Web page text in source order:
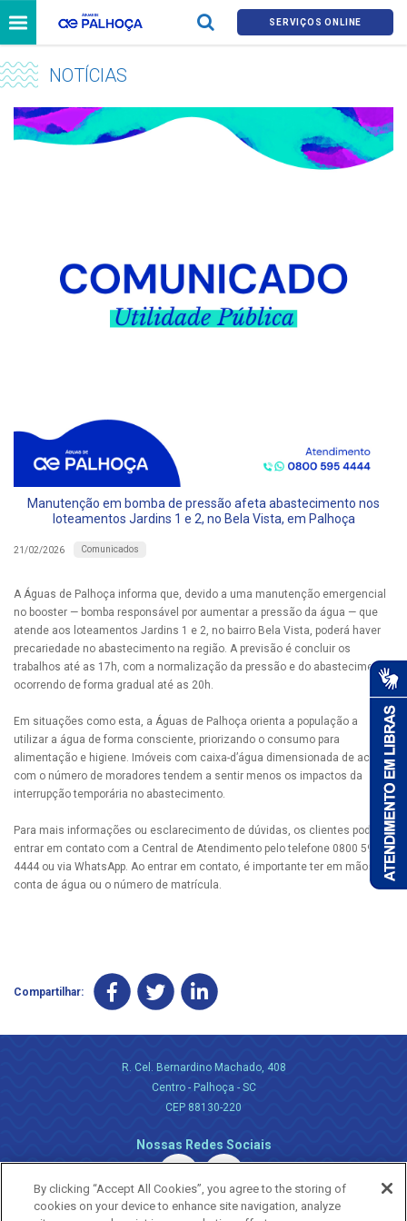
SERVIÇOS ONLINE
NOTÍCIAS
Manutenção em bomba de pressão afeta abastecimento nos
loteamentos Jardins 1 e 2, no Bela Vista, em Palhoça
21/02/2026 Comunicados
A Águas de Palhoça informa que, devido a uma manutenção emergencial
no booster — bomba responsável por aumentar a pressão da água — que
atende aos loteamentos Jardins 1 e 2, no bairro Bela Vista, poderá haver
precariedade no abastecimento na região. A previsão é concluir os
trabalhos até as 17h, com a normalização da pressão e do abastecimento
ocorrendo de forma gradual até as 20h.
Em situações como esta, a Águas de Palhoça orienta a população a
utilizar a água de forma consciente, priorizando o consumo para
alimentação e higiene. Imóveis com caixa-d’água dimensionada de acordo
com o número de moradores tendem a sentir menos os impactos da
interrupção temporária no abastecimento.
Para mais informações ou esclarecimento de dúvidas, os clientes podem
entrar em contato com a Central de Atendimento pelo telefone 0800 595
4444 ou via WhatsApp. Ao entrar em contato, é importante ter em mãos a
conta de água ou o número de matrícula.
Compartilhar:
R. Cel. Bernardino Machado, 408
Centro - Palhoça - SC
CEP 88130-220
Nossas Redes Sociais
By clicking “Accept All Cookies”, you agree to the storing of
cookies on your device to enhance site navigation, analyze